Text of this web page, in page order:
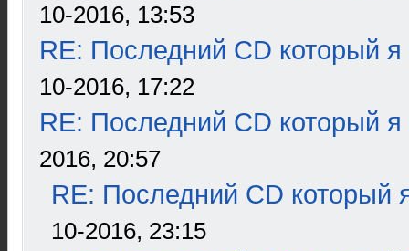
10-2016, 13:53
RE: Последний CD который я
10-2016, 17:22
RE: Последний CD который я
2016, 20:57
RE: Последний CD который
10-2016, 23:15